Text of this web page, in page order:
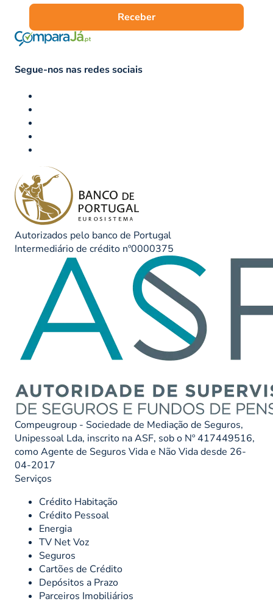
Receber
Segue-nos nas redes sociais
Autorizados pelo banco de Portugal
Intermediário de crédito nº0000375
Compeugroup - Sociedade de Mediação de Seguros,
Unipessoal Lda, inscrito na ASF, sob o Nº 417449516,
como Agente de Seguros Vida e Não Vida desde 26-
04-2017
Serviços
Crédito Habitação
Crédito Pessoal
Energia
TV Net Voz
Seguros
Cartões de Crédito
Depósitos a Prazo
Parceiros Imobiliários